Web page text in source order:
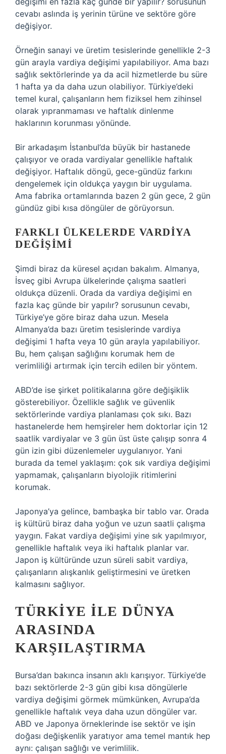
cevabı aslında iş yerinin türüne ve sektöre göre
değişiyor.
Örneğin sanayi ve üretim tesislerinde genellikle 2-3
gün arayla vardiya değişimi yapılabiliyor. Ama bazı
sağlık sektörlerinde ya da acil hizmetlerde bu süre
1 hafta ya da daha uzun olabiliyor. Türkiye’deki
temel kural, çalışanların hem fiziksel hem zihinsel
olarak yıpranmaması ve haftalık dinlenme
haklarının korunması yönünde.
Bir arkadaşım İstanbul’da büyük bir hastanede
çalışıyor ve orada vardiyalar genellikle haftalık
değişiyor. Haftalık döngü, gece-gündüz farkını
dengelemek için oldukça yaygın bir uygulama.
Ama fabrika ortamlarında bazen 2 gün gece, 2 gün
gündüz gibi kısa döngüler de görüyorsun.
FARKLI ÜLKELERDE VARDIYA
DEĞIŞIMI
Şimdi biraz da küresel açıdan bakalım. Almanya,
İsveç gibi Avrupa ülkelerinde çalışma saatleri
oldukça düzenli. Orada da vardiya değişimi en
fazla kaç günde bir yapılır? sorusunun cevabı,
Türkiye’ye göre biraz daha uzun. Mesela
Almanya’da bazı üretim tesislerinde vardiya
değişimi 1 hafta veya 10 gün arayla yapılabiliyor.
Bu, hem çalışan sağlığını korumak hem de
verimliliği artırmak için tercih edilen bir yöntem.
ABD’de ise şirket politikalarına göre değişiklik
gösterebiliyor. Özellikle sağlık ve güvenlik
sektörlerinde vardiya planlaması çok sıkı. Bazı
hastanelerde hem hemşireler hem doktorlar için 12
saatlik vardiyalar ve 3 gün üst üste çalışıp sonra 4
gün izin gibi düzenlemeler uygulanıyor. Yani
burada da temel yaklaşım: çok sık vardiya değişimi
yapmamak, çalışanların biyolojik ritimlerini
korumak.
Japonya’ya gelince, bambaşka bir tablo var. Orada
iş kültürü biraz daha yoğun ve uzun saatli çalışma
yaygın. Fakat vardiya değişimi yine sık yapılmıyor,
genellikle haftalık veya iki haftalık planlar var.
Japon iş kültüründe uzun süreli sabit vardiya,
çalışanların alışkanlık geliştirmesini ve üretken
kalmasını sağlıyor.
TÜRKIYE ILE DÜNYA
ARASINDA
KARŞILAŞTIRMA
Bursa’dan bakınca insanın aklı karışıyor. Türkiye’de
bazı sektörlerde 2-3 gün gibi kısa döngülerle
vardiya değişimi görmek mümkünken, Avrupa’da
genellikle haftalık veya daha uzun döngüler var.
ABD ve Japonya örneklerinde ise sektör ve işin
doğası değişkenlik yaratıyor ama temel mantık hep
aynı: çalışan sağlığı ve verimlilik.